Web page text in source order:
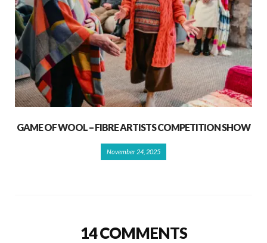
GAME OF WOOL – FIBRE ARTISTS COMPETITION SHOW
November 24, 2025
14 COMMENTS